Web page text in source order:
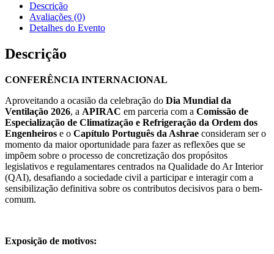
Descrição
Avaliações (0)
Detalhes do Evento
Descrição
CONFERÊNCIA INTERNACIONAL
Aproveitando a ocasião da celebração do Dia Mundial da
Ventilação 2026, a APIRAC em parceria com a Comissão de
Especialização de Climatização e Refrigeração da Ordem dos
Engenheiros e o Capítulo Português da Ashrae consideram ser o
momento da maior oportunidade para fazer as reflexões que se
impõem sobre o processo de concretização dos propósitos
legislativos e regulamentares centrados na Qualidade do Ar Interior
(QAI), desafiando a sociedade civil a participar e interagir com a
sensibilização definitiva sobre os contributos decisivos para o bem-
comum.
Exposição de motivos: